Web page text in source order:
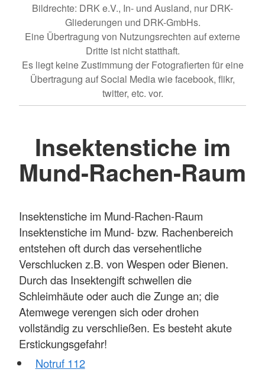
Bildrechte: DRK e.V., In- und Ausland, nur DRK-
Gliederungen und DRK-GmbHs.
Eine Übertragung von Nutzungsrechten auf externe
Dritte ist nicht statthaft.
Es liegt keine Zustimmung der Fotografierten für eine
Übertragung auf Social Media wie facebook, flikr,
twitter, etc. vor.
Insektenstiche im
Mund-Rachen-Raum
Insektenstiche im Mund-Rachen-Raum
Insektenstiche im Mund- bzw. Rachenbereich
entstehen oft durch das versehentliche
Verschlucken z.B. von Wespen oder Bienen.
Durch das Insektengift schwellen die
Schleimhäute oder auch die Zunge an; die
Atemwege verengen sich oder drohen
vollständig zu verschließen. Es besteht akute
Erstickungsgefahr!
Notruf 112